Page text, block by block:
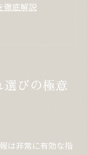
徹底解説
わる理由
で再現する秘訣
立てる理由
み合わせ術
びの極意
は非常に有効な指